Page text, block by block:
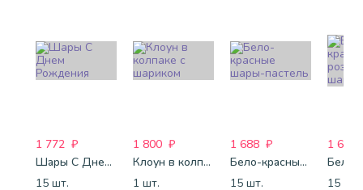
1 772 ₽
Шары С Днем Рождения
15 шт.
1 800 ₽
Клоун в колпаке с шариком
1 шт.
1 688 ₽
Бело-красные шары-пастель
15 шт.
1 688
15 шт.